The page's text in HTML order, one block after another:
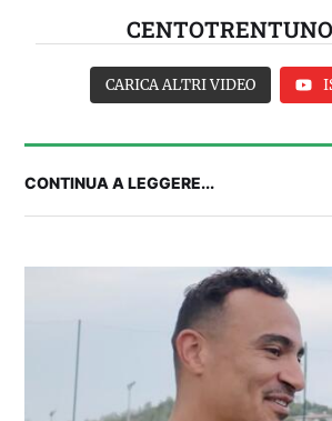
FANTA 131 LIVE | La nuova
fantacalcio: le novità di
acquistare
CARICA ALTRI VIDEO
CONTINUA A LEGGERE...